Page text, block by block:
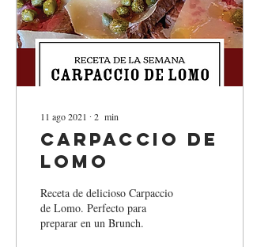
11 ago 2021 ∙ 2 min
Carpaccio de
Lomo
Receta de delicioso Carpaccio
de Lomo. Perfecto para
preparar en un Brunch.